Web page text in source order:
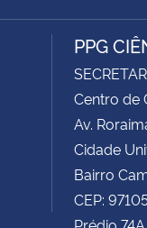
PPG
Centro de
Av.
Cidade
Bairro
CEP:
Prédio